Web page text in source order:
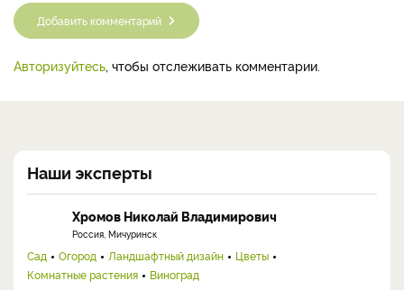
Добавить комментарий
Авторизуйтесь, чтобы отслеживать комментарии.
Наши эксперты
Хромов Николай Владимирович
Россия, Мичуринск
Сад Огород Ландшафтный дизайн
Цветы
Комнатные растения
Виноград